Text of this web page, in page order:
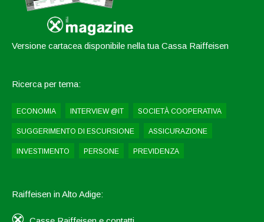
Versione cartacea disponibile nella tua Cassa Raiffeisen
Ricerca per tema:
ECONOMIA INTERVIEW @IT SOCIETÀ COOPERATIVA
SUGGERIMENTO DI ESCURSIONE ASSICURAZIONE
INVESTIMENTO PERSONE PREVIDENZA
Raiffeisen in Alto Adige: